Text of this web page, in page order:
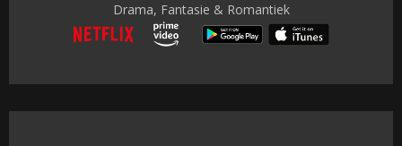
Drama, Fantasie & Romantiek